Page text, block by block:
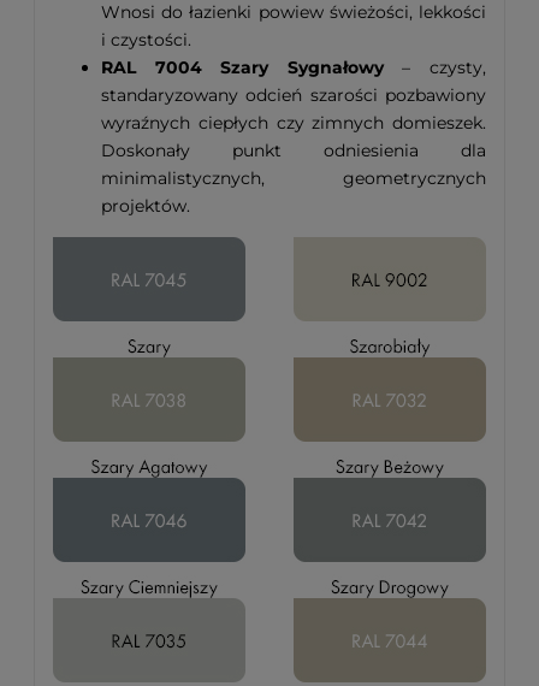
Wnosi do łazienki powiew świeżości, lekkości
i czystości.
RAL 7004 Szary Sygnałowy– czysty,
standaryzowany odcień szarości pozbawiony
wyraźnych ciepłych czy zimnych domieszek.
Doskonały punkt odniesienia dla
minimalistycznych, geometrycznych
projektów.